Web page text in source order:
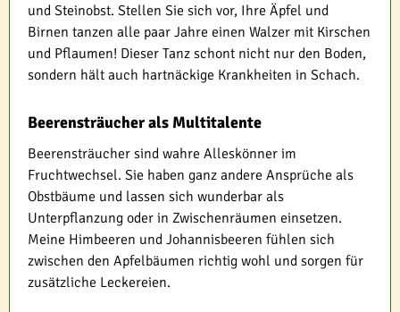
und Steinobst. Stellen Sie sich vor, Ihre Äpfel und
Birnen tanzen alle paar Jahre einen Walzer mit Kirschen
und Pflaumen! Dieser Tanz schont nicht nur den Boden,
sondern hält auch hartnäckige Krankheiten in Schach.
Beerensträucher als Multitalente
Beerensträucher sind wahre Alleskönner im
Fruchtwechsel. Sie haben ganz andere Ansprüche als
Obstbäume und lassen sich wunderbar als
Unterpflanzung oder in Zwischenräumen einsetzen.
Meine Himbeeren und Johannisbeeren fühlen sich
zwischen den Apfelbäumen richtig wohl und sorgen für
zusätzliche Leckereien.